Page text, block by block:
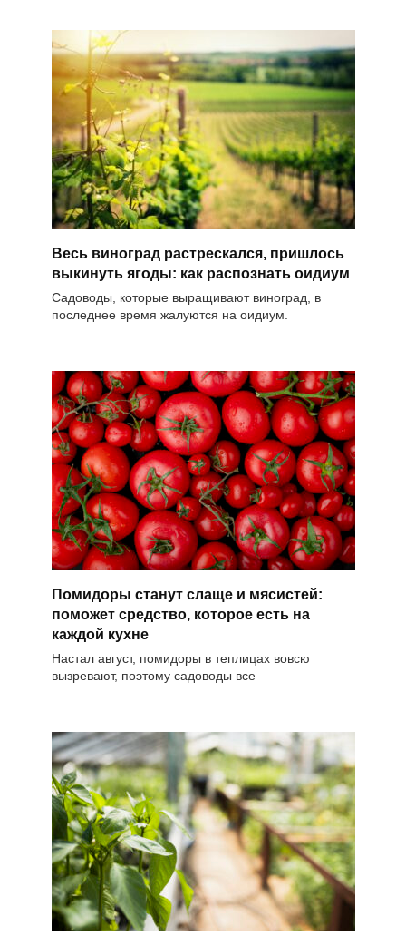
Весь виноград растрескался, пришлось
выкинуть ягоды: как распознать оидиум
Садоводы, которые выращивают виноград, в
последнее время жалуются на оидиум.
Помидоры станут слаще и мясистей:
поможет средство, которое есть на
каждой кухне
Настал август, помидоры в теплицах вовсю
вызревают, поэтому садоводы все